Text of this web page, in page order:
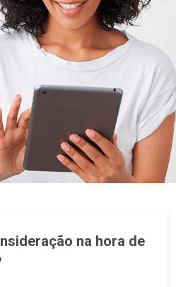
na hora de